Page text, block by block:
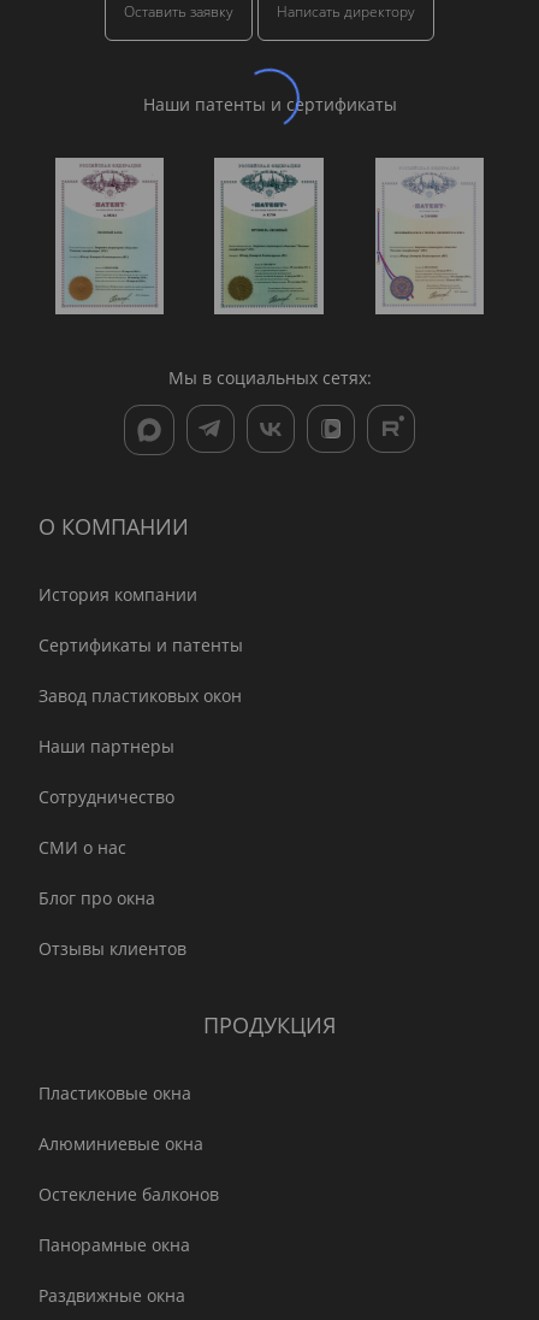
Оставить заявку Написать директору
Наши патенты и сертификаты
Мы в социальных сетях:
О КОМПАНИИ
История компании
Сертификаты и патенты
Завод пластиковых окон
Наши партнеры
Сотрудничество
СМИ о нас
Блог про окна
Отзывы клиентов
ПРОДУКЦИЯ
Пластиковые окна
Алюминиевые окна
Остекление балконов
Панорамные окна
Раздвижные окна